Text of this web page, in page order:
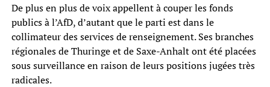
De plus en plus de voix appellent à couper les fonds
publics à l’AfD, d’autant que le parti est dans le
collimateur des services de renseignement. Ses branches
régionales de Thuringe et de Saxe-Anhalt ont été placées
sous surveillance en raison de leurs positions jugées très
radicales.